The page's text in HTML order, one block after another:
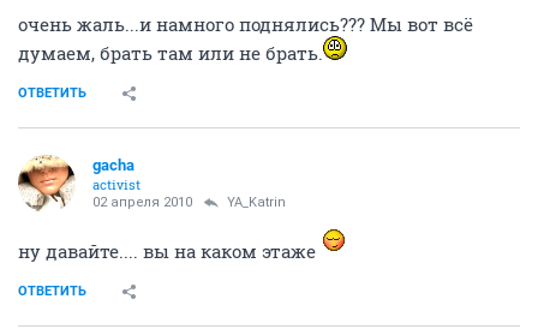
очень жаль...и намного поднялись??? Мы вот всё
думаем, брать там или не брать.
ОТВЕТИТЬ
gacha
activist
02 апреля 2010 YA_Katrin
ну давайте.... вы на каком этаже
ОТВЕТИТЬ